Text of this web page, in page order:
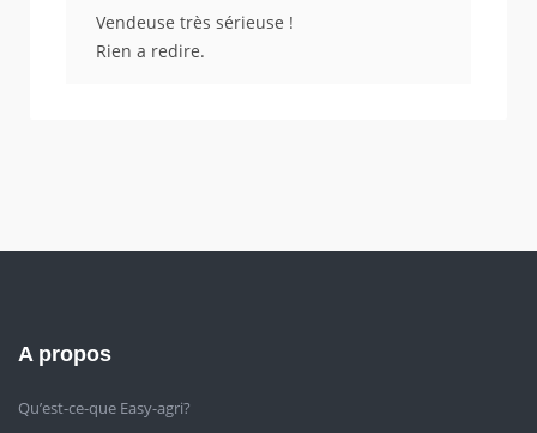
Vendeuse très sérieuse !
Rien a redire.
A propos
Qu’est-ce-que Easy-agri?